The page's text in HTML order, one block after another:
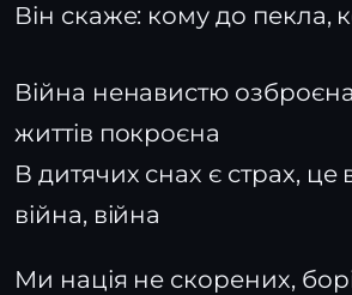
Він скаже: кому до пекла,
Війна ненавистю
життів покроєна
В дитячих снах є страх, це
війна, війна
Ми нація не скорених,